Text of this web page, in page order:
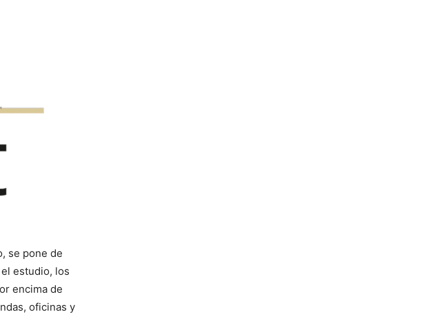
se pone de
estudio, los
encima de
oficinas y